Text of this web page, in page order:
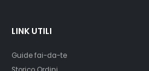
LINK UTILI
Guide fai-da-te